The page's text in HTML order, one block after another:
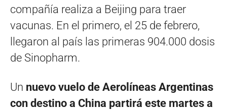
compañía realiza a Beijing para traer
vacunas. En el primero, el 25 de febrero,
llegaron al país las primeras 904.000 dosis
de Sinopharm.
Un nuevo vuelo de Aerolíneas Argentinas
con destino a China partirá este martes a